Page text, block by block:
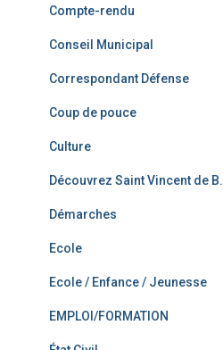
Compte-rendu
Conseil Municipal
Correspondant Défense
Coup de pouce
Culture
Découvrez Saint Vincent de B.
Démarches
Ecole
Ecole / Enfance / Jeunesse
EMPLOI/FORMATION